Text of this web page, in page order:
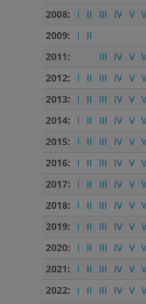
2008:
I II III IV V
2009:
I
II
2011:
III IV V
2012:
I II III IV V
2013:
I II III IV V
2014:
I II III IV V
2015:
I II III IV V
2016:
I II III IV V
2017:
I II III IV V
2018:
I II III IV V
2019:
I II III IV V
2020:
I II III IV V
2021:
I II III IV V
2022:
I II III IV V